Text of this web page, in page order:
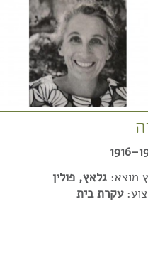
מוצא: גלאץ, פולין
עקרת בית